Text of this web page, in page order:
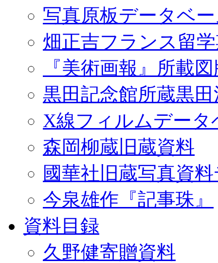
写真原板データベ
畑正吉フランス留
『美術画報』所載
黒田記念館所蔵黒
X線フィルムデータ
森岡柳蔵旧蔵資料
國華社旧蔵写真資
今泉雄作『記事珠』
資料目録
久野健寄贈資料